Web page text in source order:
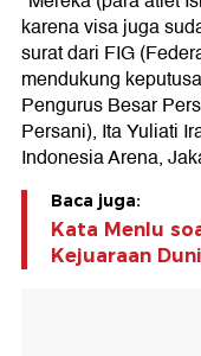
karena visa juga
surat dari FIG
mendukung
Pengurus Besar
Persani), Ita Yuliati
Indonesia Arena,
Baca juga:
Kata Menlu
Kejuaraan